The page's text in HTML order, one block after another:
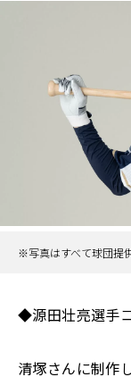
※写真はすべて球団提
◆源田壮亮選手
清塚さんに制作